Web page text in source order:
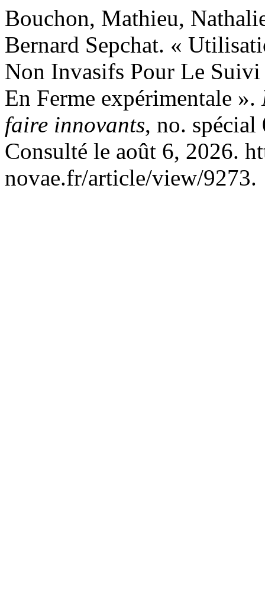
Bouchon, Mathieu,
Bernard Sepchat. «
Non Invasifs Pour Le
En Ferme expérimentale ».
faire innovants, no.
Consulté le août 6, 2026.
novae.fr/article/view/9273.